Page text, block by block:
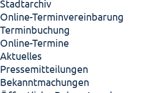
Stadtarchiv
Online-Terminvereinbarung
Terminbuchung
Online-Termine
Aktuelles
Pressemitteilungen
Bekanntmachungen